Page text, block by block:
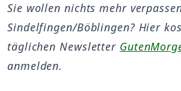
Sie wollen nichts mehr
Sindelfingen/Böblingen? Hier
täglichen Newsletter
anmelden.